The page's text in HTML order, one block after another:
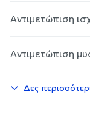
Αντιμετώπιση
Αντιμετώπιση
Δες